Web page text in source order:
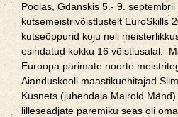
Poolas, Gdanskis 5.- 9.
kutsemeistrivõistlustelt EuroSkills
kutseõppurid koju neli
esindatud kokku 16 võistlusalal.
Euroopa parimate noorte
Aianduskooli maastikuehitajad
Kusnets (juhendaja Mairold
lilleseadjate paremiku seas oli